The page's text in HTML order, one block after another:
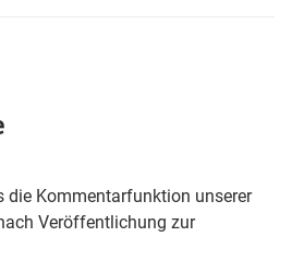
die Kommentarfunktion unserer
Veröffentlichung zur